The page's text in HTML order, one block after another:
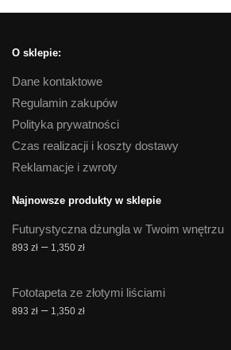
O sklepie:
Dane kontaktowe
Regulamin zakupów
Polityka prywatności
Czas realizacji i koszty dostawy
Reklamacje i zwroty
Najnowsze produkty w sklepie
Futurystyczna dżungla w Twoim wnętrzu
893 zł – 1,350 złZakres
893 zł
do
Fototapeta ze złotymi liściami
893 zł – 1,350 złZakres